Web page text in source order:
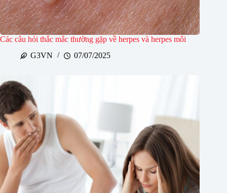
Các câu hỏi thắc mắc thường gặp về herpes và herpes môi
G3VN
07/07/2025